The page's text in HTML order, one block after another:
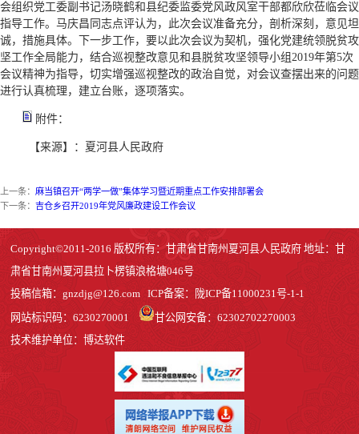
会组织党工委副书记汤晓鹤和县纪委监委党风政风室干部都欣欣莅临会议
指导工作。马庆昌同志点评认为，此次会议准备充分，剖析深刻，意见坦
诚，措施具体。下一步工作，要以此次会议为契机，强化党建统领脱贫攻
坚工作全局能力，结合巡视整改意见和县脱贫攻坚领导小组2019年第5次
会议精神为指导，切实增强巡视整改的政治自觉，对会议查摆出来的问题
进行认真梳理，建立台账，逐项落实。
附件：
【来源】：夏河县人民政府
上一条： 麻当镇召开“两学一做”集体学习暨近期重点工作安排部署会
下一条： 吉仓乡召开2019年党风廉政建设工作会议
Copyright©2011-2016 版权所有：甘肃省甘南州夏河县人民政府 地址：甘
肃省甘南州夏河县拉卜楞镇浪格塘046号
投稿信箱：gnzdjg@126.com ICP备案： 陇ICP备11000231号-1-1
网站标识码：6230270001
甘公网安备：62302702270003
技术维护单位：博达软件